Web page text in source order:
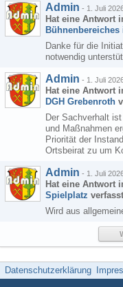
Admin - 1. Juli
Hat eine Antwort
Danke für die
notwendig
Admin - 1. Juli
Hat eine Antwort
DGH Grebenroth
Der Sachverhalt
und Maßnahmen
Priorität der
Ortsbeirat zu um
Admin - 1. Juli
Hat eine Antwort
Spielplatz
Wird aus
Datenschutzerklärung